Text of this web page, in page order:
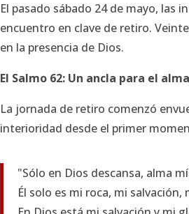
El pasado sábado 24 de mayo,
encuentro en clave de retiro.
en la presencia de Dios.
El Salmo 62: Un ancla para el alma
La jornada de retiro comenzó
interioridad desde el primer
"Sólo en Dios descansa, alma
Él solo es mi roca, mi salvación,